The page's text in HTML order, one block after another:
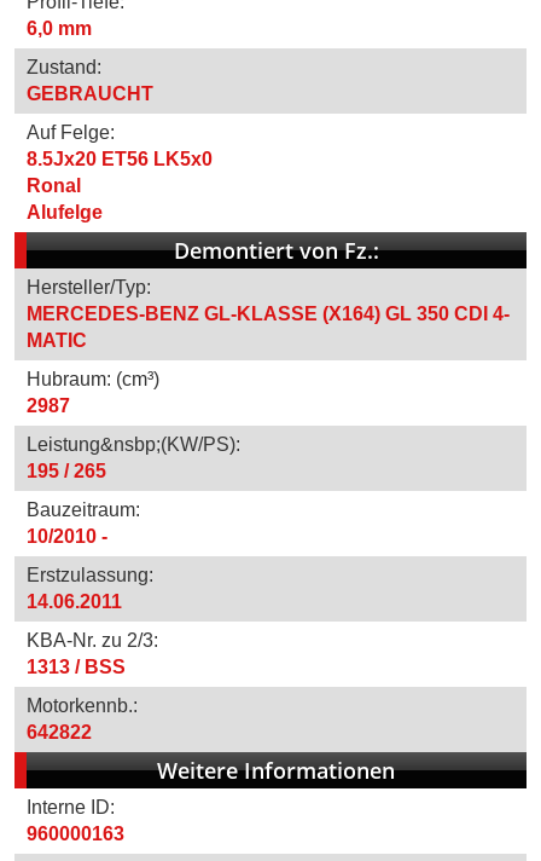
6,0 mm
Zustand:
GEBRAUCHT
Auf Felge:
8.5Jx20 ET56 LK5x0
Ronal
Alufelge
Demontiert von Fz.:
Hersteller/Typ:
MERCEDES-BENZ GL-KLASSE (X164) GL 350 CDI 4-
MATIC
Hubraum: (cm³)
2987
Leistung&nsbp;(KW/PS):
195 / 265
Bauzeitraum:
10/2010 -
Erstzulassung:
14.06.2011
KBA-Nr. zu 2/3:
1313 / BSS
Motorkennb.:
642822
Weitere Informationen
Interne ID:
960000163